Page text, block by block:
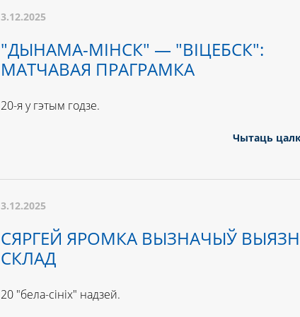
3.12.2025
"ДЫНАМА-МІНСК" — "ВІЦЕБСК":
МАТЧАВАЯ ПРАГРАМКА
20-я у гэтым годзе.
Чытаць
3.12.2025
СЯРГЕЙ ЯРОМКА ВЫЗНАЧЫЎ
СКЛАД
20 "бела-сініх" надзей.